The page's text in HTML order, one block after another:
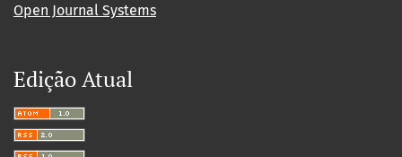
Open Journal Systems
Edição Atual